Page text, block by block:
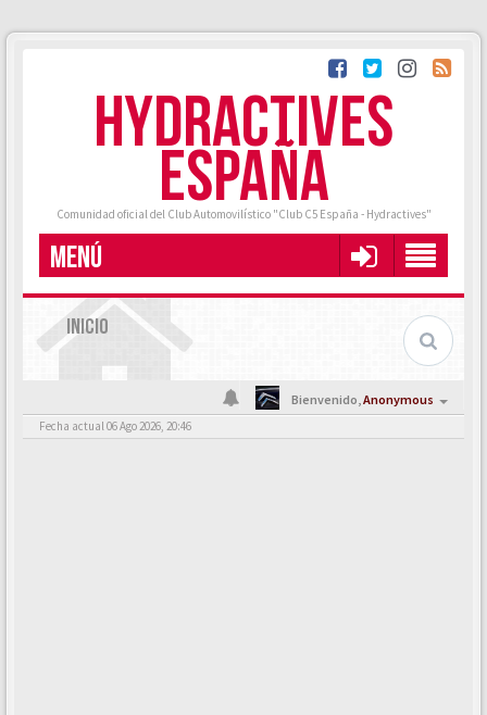
HYDRACTIVES
ESPAÑA
Comunidad oficial del Club Automovilístico "Club C5 España - Hydractives"
MENÚ
INICIO
Bienvenido,Anonymous
Fecha actual 06 Ago 2026, 20:46